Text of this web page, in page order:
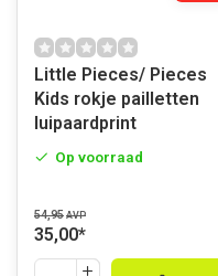
Little Pieces/ Pieces
Kids rokje pailletten
luipaardprint
Op voorraad
54,95 AVP
35,00*